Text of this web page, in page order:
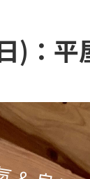
)：平